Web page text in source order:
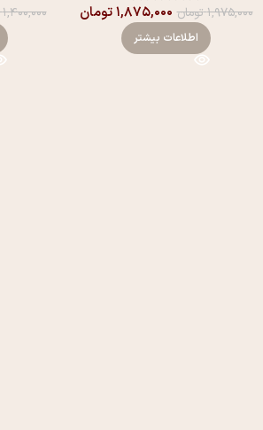
۱,۹۷۵,۰۰۰تومان ۱,۸۷۵,۰۰۰تومان
اطلاعات بیشتر
۱,۴۰۰,۰۰۰